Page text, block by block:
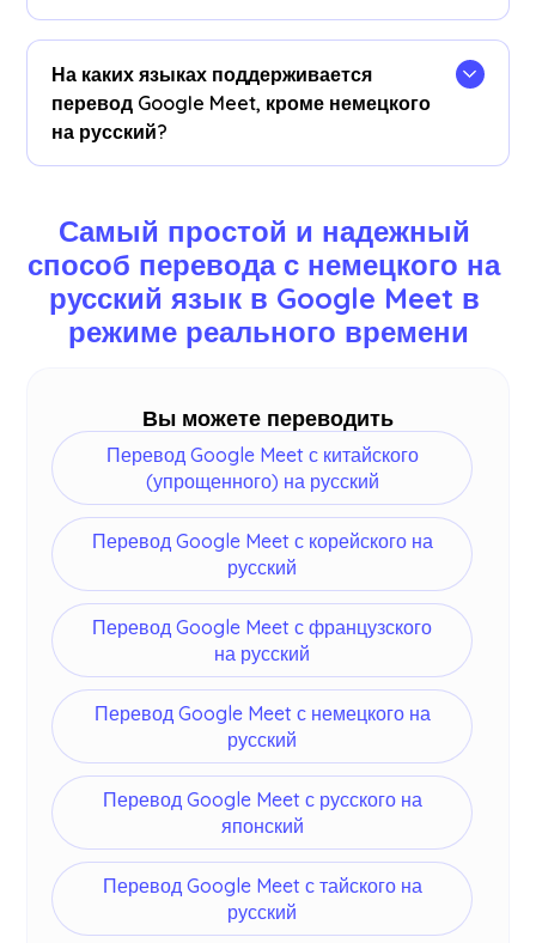
Да, переводы сохраняются в режиме реального
времени в Google Meet JotMe
управления
. Вы также можете просмотреть и
скопировать стенограмму и переведенную
стенограмму, чтобы после конференции
управления.
На каких языках поддерживается
перевод Google Meet, кроме немецкого
на русский?
китайский, корейский, испанский, португальский,
французский, немецкий, шведский, финский,
арабский, хинди, урду, турецкий, норвежский,
итальянский, бирманский, русский,
филиппинский, суахили, венгерский и
Самый простой и надежный
способ перевода с немецкого на
русский язык в Google Meet в
режиме реального времени
Вы можете переводить
Перевод Google Meet с китайского
(упрощенного) на русский
Перевод Google Meet с корейского на
русский
Перевод Google Meet с французского
на русский
Перевод Google Meet с немецкого на
русский
Перевод Google Meet с русского на
японский
Перевод Google Meet с тайского на
русский